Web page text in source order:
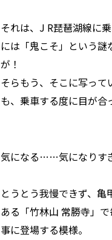
それは、J R琵琶湖線に
には「鬼こそ」という
が！
そらもう、そこに写っ
も、乗車する度に目が合
気になる……気になりす
とうとう我慢できず、
ある「竹林山 常勝寺」
事に登場する模様。